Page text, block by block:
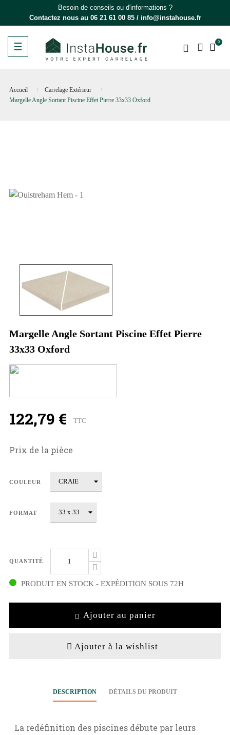
Besoin de conseils ou d'informations ?
Contactez nous au 06 21 61 00 85/ info@instahouse.fr
Basculer
la
☰ 0
Accueil
Carrelage Extérieur
Margelle Angle Sortant Piscine Effet Pierre 33x33 Oxford
Margelle Angle Sortant Piscine Effet Pierre
33x33 Oxford
122,79 € TTC
Prix de la pièce
COULEUR
FORMAT
QUANTITÉ
PRODUIT EN STOCK - EXPÉDITION SOUS 72H
Ajouter au panier
Ajouter à la wishlist
DESCRIPTION DÉTAILS DU PRODUIT
La redéfinition des piscines débute par leurs